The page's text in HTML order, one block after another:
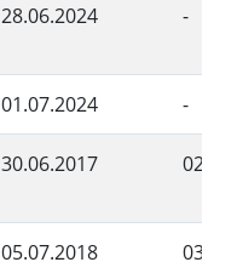
28.06.2024 -
01.07.2024 -
30.06.2017
05.07.2018